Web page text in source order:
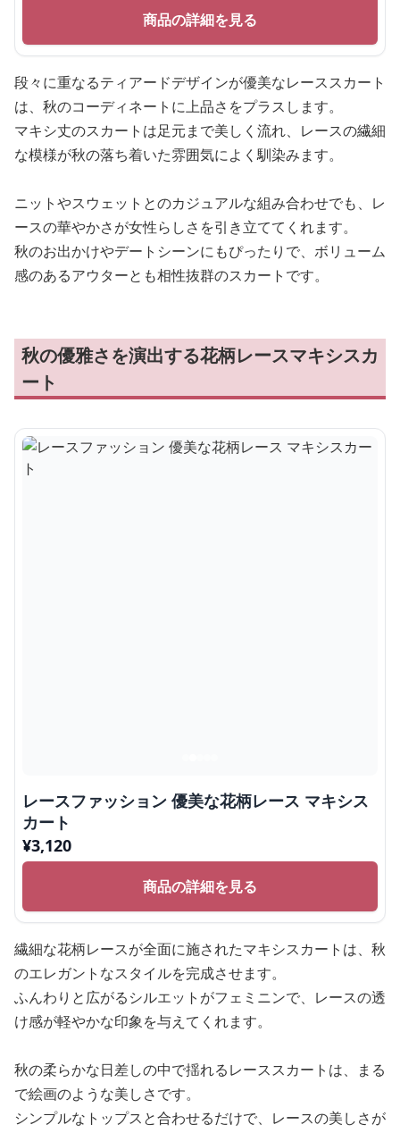
商品の詳細を見る
段々に重なるティアードデザインが優美なレーススカート
は、秋のコーディネートに上品さをプラスします。
マキシ丈のスカートは足元まで美しく流れ、レースの繊細
な模様が秋の落ち着いた雰囲気によく馴染みます。
ニットやスウェットとのカジュアルな組み合わせでも、レ
ースの華やかさが女性らしさを引き立ててくれます。
秋のお出かけやデートシーンにもぴったりで、ボリューム
感のあるアウターとも相性抜群のスカートです。
秋の優雅さを演出する花柄レースマキシスカ
ート
レースファッション 優美な花柄レース マキシス
カート
¥3,120
商品の詳細を見る
繊細な花柄レースが全面に施されたマキシスカートは、秋
のエレガントなスタイルを完成させます。
ふんわりと広がるシルエットがフェミニンで、レースの透
け感が軽やかな印象を与えてくれます。
秋の柔らかな日差しの中で揺れるレーススカートは、まる
で絵画のような美しさです。
シンプルなトップスと合わせるだけで、レースの美しさが